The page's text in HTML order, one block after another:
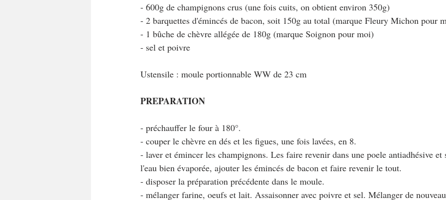
- 600g de champignons crus (une fois cuits, on obtient environ 350g)
- 2 barquettes d'émincés de bacon, soit 150g au total (marque Fleury Michon pour
- 1 bûche de chèvre allégée de 180g (marque Soignon pour moi)
- sel et poivre
Ustensile : moule portionnable WW de 23 cm
PREPARATION
- préchauffer le four à 180°.
- couper le chèvre en dés et les figues, une fois lavées, en 8.
- laver et émincer les champignons. Les faire revenir dans une poele antiadhésive
l'eau bien évaporée, ajouter les émincés de bacon et faire revenir le tout.
- disposer la préparation précédente dans le moule.
- mélanger farine, oeufs et lait. Assaisonner avec poivre et sel. Mélanger de